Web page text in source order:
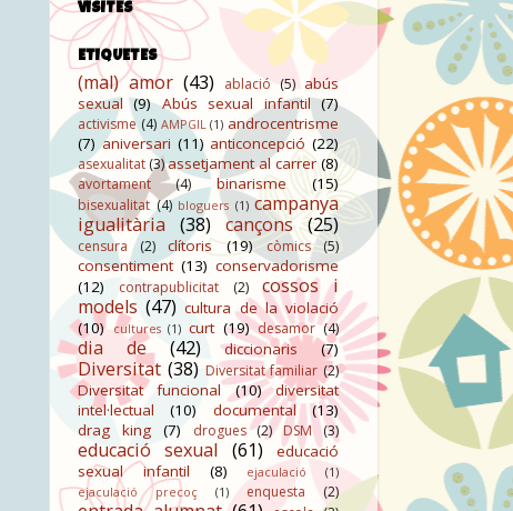
VISITES
ETIQUETES
(mal) amor (43) ablació (5) abús
sexual (9) Abús sexual infantil (7)
activisme (4) AMPGIL (1) androcentrisme
(7) aniversari (11) anticoncepció (22)
asexualitat (3)assetjament al carrer (8)
avortament (4) binarisme (15)
bisexualitat (4) bloguers (1) campanya
igualitària
(38) cançons (25)
censura (2) clítoris (19) còmics (5)
consentiment (13) conservadorisme
(12)
contrapublicitat (2)
cossos i
models (47) cultura de la violació
(10) cultures (1) curt (19) desamor (4)
dia de (42) diccionaris (7)
Diversitat (38) Diversitat familiar (2)
Diversitat funcional (10)
diversitat
intel·lectual
(10) documental
(13)
drag king
(7) drogues (2) DSM (3)
educació sexual (61)
educació
sexual infantil
(8) ejaculació
(1)
ejaculació precoç
(1) enquesta (2)